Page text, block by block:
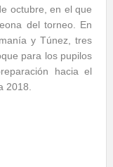
octubre, en el que
del torneo. En
y Túnez, tres
para los pupilos
hacia el
2018.